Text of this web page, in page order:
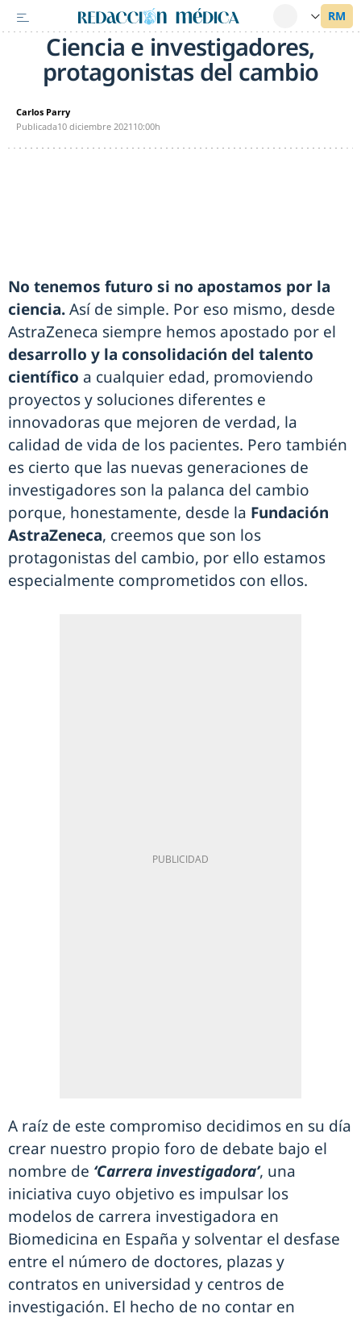
Ciencia e investigadores,
protagonistas del cambio
Carlos Parry
Publicada10 diciembre 2021 10:00h
No tenemos futuro si no apostamos por la
ciencia.Así de simple. Por eso mismo, desde
AstraZeneca siempre hemos apostado por el
desarrollo y la consolidación del talento
científico a cualquier edad, promoviendo
proyectos y soluciones diferentes e
innovadoras que mejoren de verdad, la
calidad de vida de los pacientes. Pero también
es cierto que las nuevas generaciones de
investigadores son la palanca del cambio
porque, honestamente, desde la Fundación
AstraZeneca, creemos que son los
protagonistas del cambio, por ello estamos
especialmente comprometidos con ellos.
A raíz de este compromiso decidimos en su día
crear nuestro propio foro de debate bajo el
nombre de ‘Carrera investigadora’, una
iniciativa cuyo objetivo es impulsar los
modelos de carrera investigadora en
Biomedicina en España y solventar el desfase
entre el número de doctores, plazas y
contratos en universidad y centros de
investigación. El hecho de no contar en